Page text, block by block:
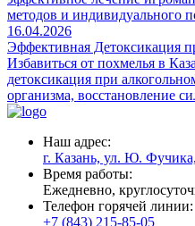
методов и индивидуального
16.04.2026
Эффективная Детоксикация
Избавиться от похмелья в
детоксикация при
организма, восстановление
Наш адрес:
г. Казань, ул. Ю.
Время работы:
Ежедневно,
Телефон горячей линии:
+7 (843) 215-85-05